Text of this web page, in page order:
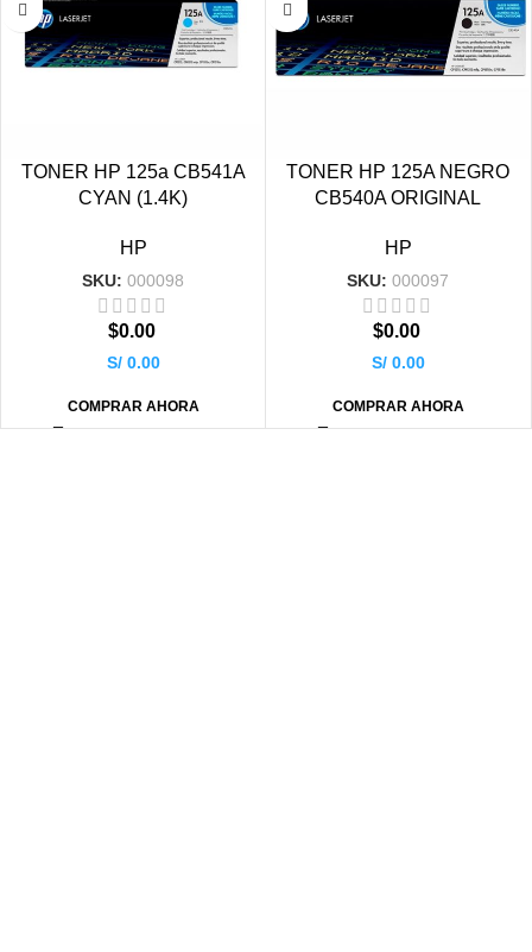
TONER HP 125a CB541A
CYAN (1.4K)
HP
SKU: 000098
$0.00
S/ 0.00
COMPRAR AHORA
TONER HP 125A NEGRO
CB540A ORIGINAL
HP
SKU: 000097
$0.00
S/ 0.00
COMPRAR AHORA